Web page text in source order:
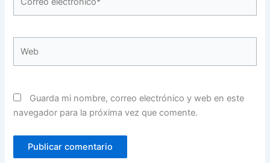
electrónico*
Guarda mi nombre, correo electrónico y web en este
navegador para la próxima vez que comente.